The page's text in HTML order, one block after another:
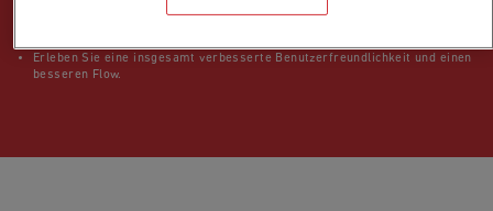
Navigieren Sie intuitiv dank fein abgestimmter Filter und Kategorien.
Erleben Sie eine insgesamt verbesserte Benutzerfreundlichkeit und einen
besseren Flow.